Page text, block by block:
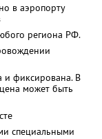
в аэропорту
региона РФ.
и фиксирована. В
может быть
специальными